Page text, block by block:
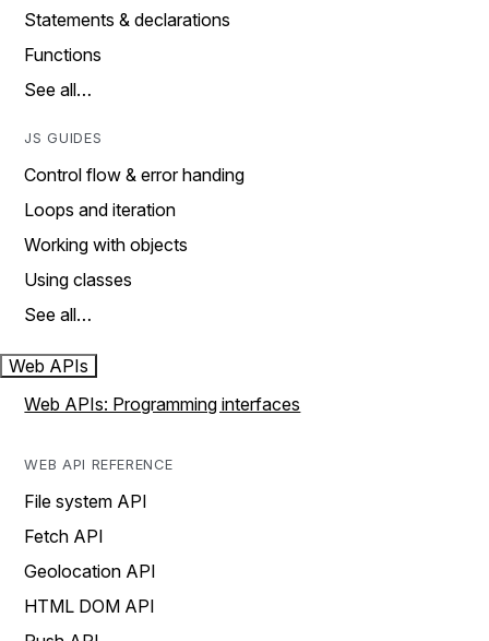
Statements & declarations
Functions
See all…
JS GUIDES
Control flow & error handing
Loops and iteration
Working with objects
Using classes
See all…
Web APIs
Web APIs: Programming interfaces
WEB API REFERENCE
File system API
Fetch API
Geolocation API
HTML DOM API